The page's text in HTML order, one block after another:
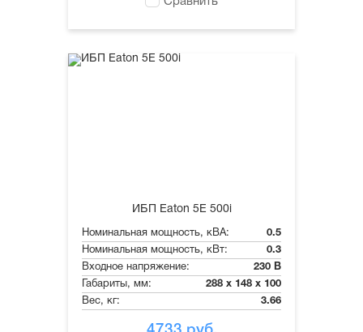
ИБП Eaton 5E 500i
Номинальная мощность, кВА:
0.5
Номинальная мощность, кВт:
0.3
Входное напряжение:
230 В
Габариты, мм:
288 x 148 x 100
Вес, кг:
3.66